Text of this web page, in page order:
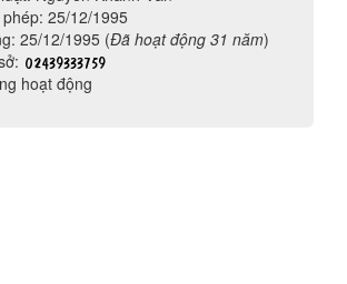
25/12/1995
25/12/1995 (Đã hoạt động 31 năm)
hoạt động